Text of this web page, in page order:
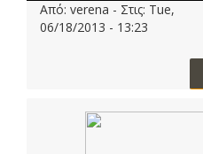
Από: verena - Στις: Tue,
06/18/2013 - 13:23